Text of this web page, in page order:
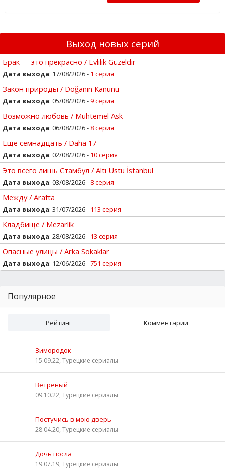
Выход новых серий
Брак — это прекрасно / Evlilik Güzeldir
Дата выхода: 17/08/2026 - 1 серия
Закон природы / Doğanın Kanunu
Дата выхода: 05/08/2026 -9 серия
Возможно любовь / Muhtemel Ask
Дата выхода: 06/08/2026 - 8 серия
Ещё семнадцать / Daha 17
Дата выхода: 02/08/2026 - 10 серия
Это всего лишь Стамбул / Altı Ustu İstanbul
Дата выхода: 03/08/2026 - 8 серия
Между / Arafta
Дата выхода: 31/07/2026 - 113 серия
Кладбище / Mezarlik
Дата выхода: 28/08/2026 - 13 серия
Опасные улицы / Arka Sokaklar
Дата выхода: 12/06/2026 -751 серия
Популярное
Рейтинг Комментарии
Зимородок
15.09.22, Турецкие сериалы
Ветреный
09.10.22, Турецкие сериалы
Постучись в мою дверь
28.04.20, Турецкие сериалы
Дочь посла
19.07.19, Турецкие сериалы